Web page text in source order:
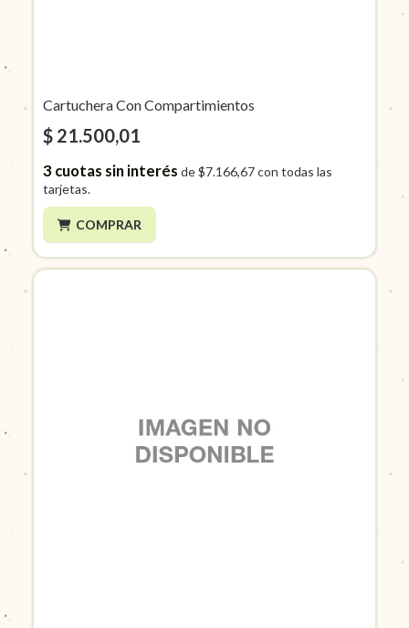
Cartuchera Con Compartimientos
$ 21.500,01
3cuotas sin interés de$7.166,67con todas las
tarjetas.
COMPRAR